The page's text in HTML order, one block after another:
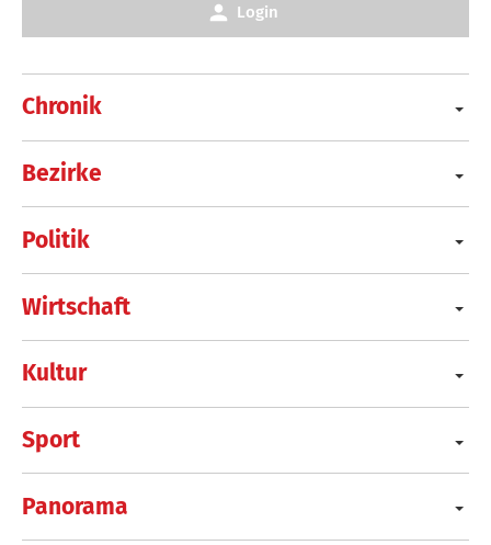
Chronik
Bezirke
Politik
Wirtschaft
Kultur
Sport
Panorama
Login